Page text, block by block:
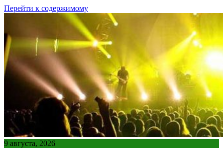
Перейти к содержимому
9 августа, 2026